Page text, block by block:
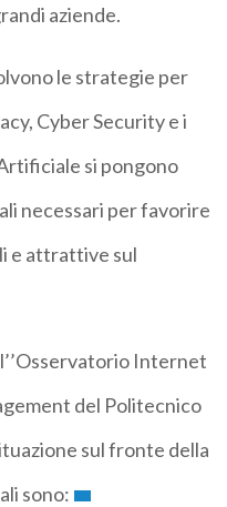
aziende.
le strategie per
Cyber Security e i
si pongono
necessari per favorire
e attrattive sul
Internet
del Politecnico
sul fronte della
sono: